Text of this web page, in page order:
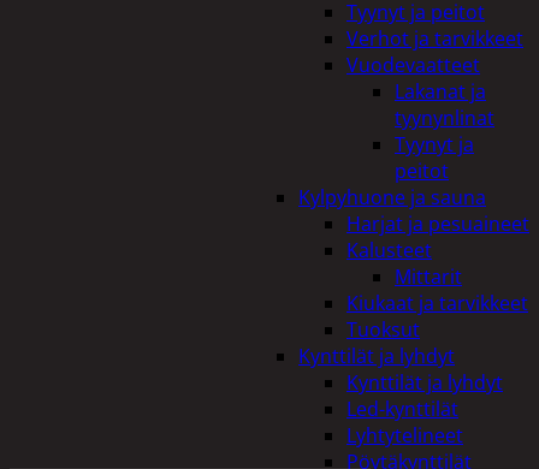
Tyynyt ja peitot
Verhot ja tarvikkeet
Vuodevaatteet
Lakanat ja
tyynynlinat
Tyynyt ja
peitot
Kylpyhuone ja sauna
Harjat ja pesuaineet
Kalusteet
Mittarit
Kiukaat ja tarvikkeet
Tuoksut
Kynttilät ja lyhdyt
Kynttilät ja lyhdyt
Led-kynttilät
Lyhtytelineet
Pöytäkynttilät